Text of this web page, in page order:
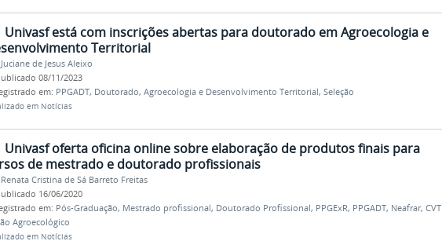
Univasf está com inscrições abertas para doutorado em Agroecologia e
Territorial
Juciane de Jesus Aleixo
08/11/2023
em: PPGADT, Doutorado, Agroecologia e Desenvolvimento Territorial, Seleção
em Notícias
Univasf oferta oficina online sobre elaboração de produtos finais para
de mestrado e doutorado profissionais
Renata Cristina de Sá Barreto Freitas
16/06/2020
em: Pós-Graduação, Mestrado profissional, Doutorado Profissional, PPGExR, PPGADT, Neafrar, CVT
Agroecológico
em Notícias